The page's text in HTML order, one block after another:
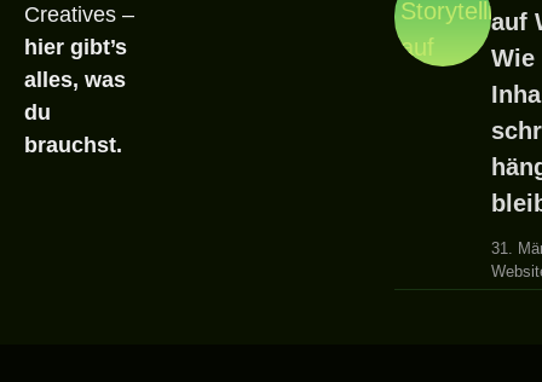
Creatives –
hier gibt’s
alles, was
du
brauchst.
auf
Wie
31.